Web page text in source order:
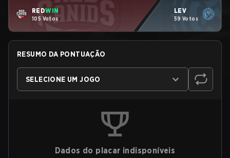
REDWIN
105 Votos
LEV
59 Votos
RESUMO DA PONTUAÇÃO
SELECIONE UM JOGO
Dados do placar indisponíveis